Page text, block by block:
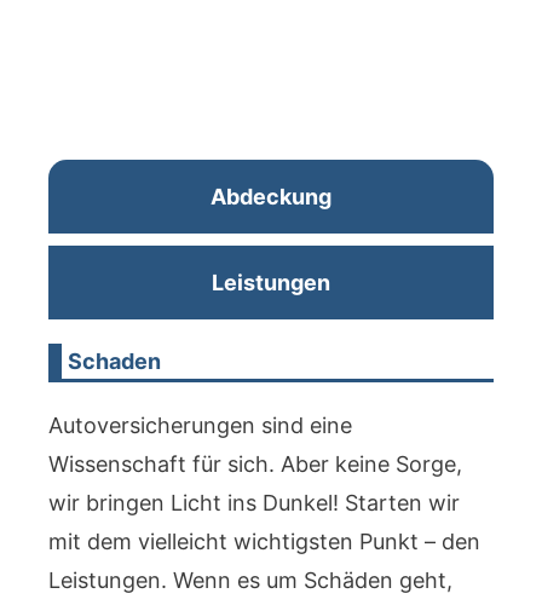
Abdeckung
Leistungen
Schaden
Autoversicherungen sind eine
Wissenschaft für sich. Aber keine Sorge,
wir bringen Licht ins Dunkel! Starten wir
mit dem vielleicht wichtigsten Punkt – den
Leistungen. Wenn es um Schäden geht,